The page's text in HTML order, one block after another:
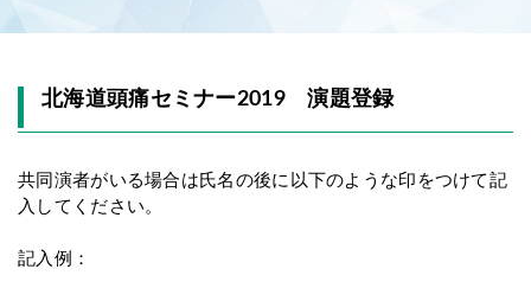
北海道頭痛セミナー2019 演題登録
共同演者がいる場合は氏名の後に以下のような印をつけて記
入してください。
記入例：